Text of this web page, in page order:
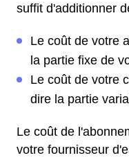
suffit d'additionner
Le coût de votre
la partie fixe de
Le coût de votre
dire la partie
Le coût de
votre fournisseur